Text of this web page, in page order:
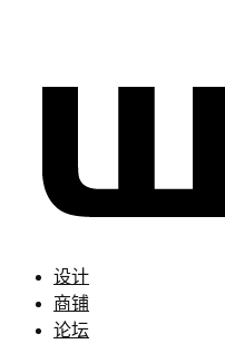
设计
商铺
论坛